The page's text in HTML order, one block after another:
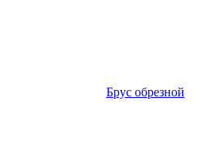
Брус обрезной